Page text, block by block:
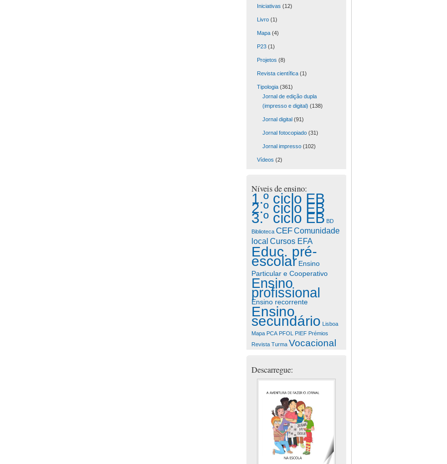
Iniciativas (12)
Livro(1)
Mapa(4)
P23(1)
Projetos (8)
Revista científica(1)
Tipologia(361)
Jornal de edição dupla
(impresso e digital) (138)
Jornal digital(91)
Jornal fotocopiado(31)
Jornal impresso(102)
Vídeos (2)
Níveis de ensino:
1.º ciclo EB
2.º ciclo EB
3.º ciclo EB BD
Biblioteca CEFComunidade
local Cursos EFA
Educ. pré-
escolar Ensino
Particular e Cooperativo
Ensino
profissional
Ensino recorrente
Ensino
secundário Lisboa
Mapa PCA PFOL PIEF Prémios
Revista Turma Vocacional
Descarregue: